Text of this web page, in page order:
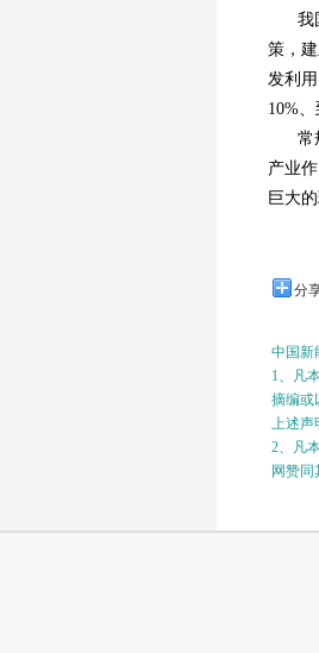
我
策，
发利
10%
常
产业
巨大
分
中国新
1、凡
摘编或
上述声
2、凡
网赞同